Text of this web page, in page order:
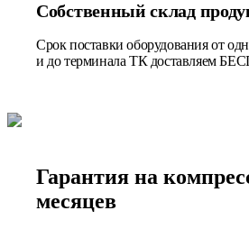
Собственный склад
Срок поставки оборудования от
и до терминала ТК доставляем
Гарантия на
месяцев